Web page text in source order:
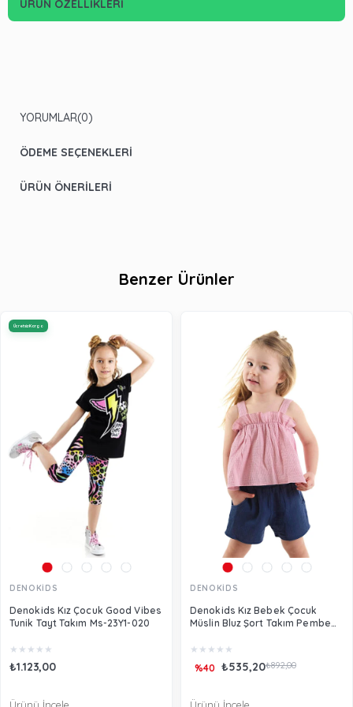
ÜRÜN ÖZELLIKLERI
YORUMLAR(0)
ÖDEME SEÇENEKLERI
ÜRÜN ÖNERILERI
Benzer Ürünler
DENOKİDS
Denokids Kız Çocuk Good Vibes
Tunik Tayt Takım Ms-23Y1-020
★ ★ ★ ★ ★
₺1.123,00
Ücretsiz Kargo
DENOKİDS
Denokids Kız Bebek Çocuk
Müslin Bluz Şort Takım Pembe
★ ★ ★ ★ ★
₺535,20₺892,00
%40